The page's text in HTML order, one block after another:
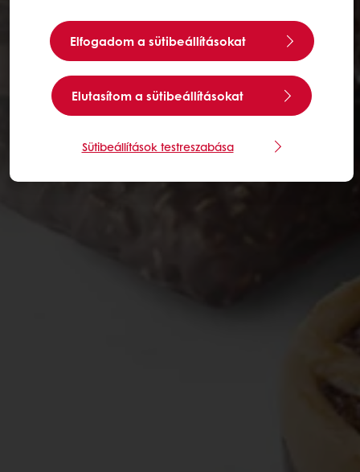
Elfogadom a sütibeállításokat
Elutasítom a sütibeállításokat
Sütibeállítások testreszabása